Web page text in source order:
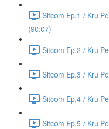
Sitcom Ep.1 / Kru
(90:07)
Sitcom Ep.2 / Kru
Sitcom Ep.3 / Kru
Sitcom Ep.4 / Kru
Sitcom Ep.5 / Kru